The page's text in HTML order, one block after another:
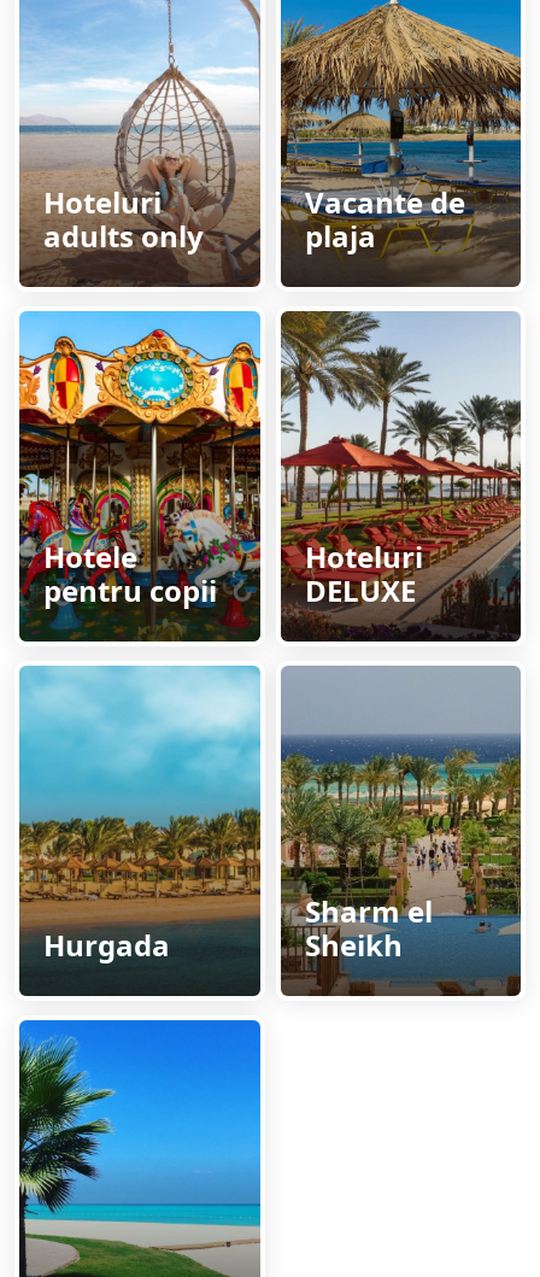
Hoteluri
adults only
Vacante de
plaja
Hotele
pentru copii
Hoteluri
DELUXE
Hurgada
Sharm el
Sheikh